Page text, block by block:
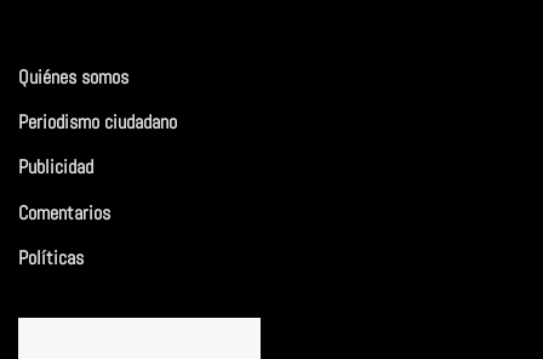
Quiénes somos
Periodismo ciudadano
Publicidad
Comentarios
Políticas